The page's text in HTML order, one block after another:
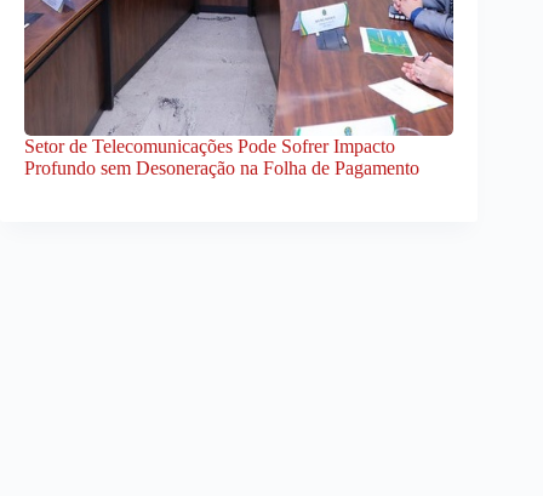
Setor de Telecomunicações Pode Sofrer Impacto
Profundo sem Desoneração na Folha de Pagamento